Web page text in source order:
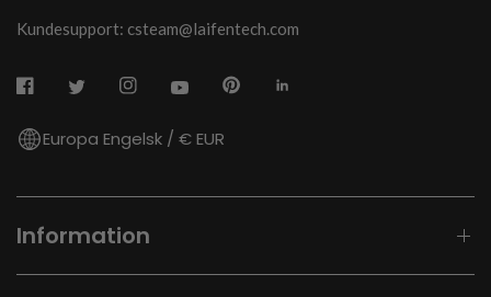
Kundesupport: csteam@laifentech.com
Europa Engelsk / € EUR
Information